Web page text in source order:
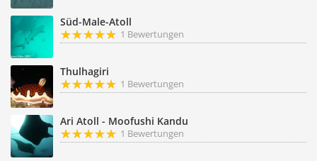
Süd-Male-Atoll
1 Bewertungen
Thulhagiri
1 Bewertungen
Ari Atoll - Moofushi Kandu
1 Bewertungen